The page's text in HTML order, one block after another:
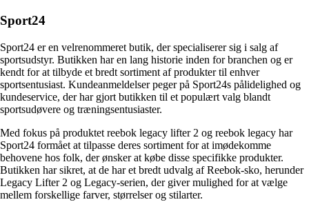
Sport24
Sport24 er en velrenommeret butik, der specialiserer sig i salg af
sportsudstyr. Butikken har en lang historie inden for branchen og er
kendt for at tilbyde et bredt sortiment af produkter til enhver
sportsentusiast. Kundeanmeldelser peger på Sport24s pålidelighed og
kundeservice, der har gjort butikken til et populært valg blandt
sportsudøvere og træningsentusiaster.
Med fokus på produktet reebok legacy lifter 2 og reebok legacy har
Sport24 formået at tilpasse deres sortiment for at imødekomme
behovene hos folk, der ønsker at købe disse specifikke produkter.
Butikken har sikret, at de har et bredt udvalg af Reebok-sko, herunder
Legacy Lifter 2 og Legacy-serien, der giver mulighed for at vælge
mellem forskellige farver, størrelser og stilarter.